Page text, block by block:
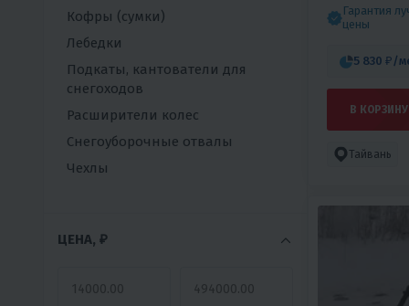
Кофры (сумки)
Лебедки
Подкаты, кантователи для
снегоходов
Расширители колес
Снегоуборочные отвалы
Чехлы
ЦЕНА, ₽
Гарантия
цены
5 830 ₽ /
В КОРЗИНУ
Тайвань